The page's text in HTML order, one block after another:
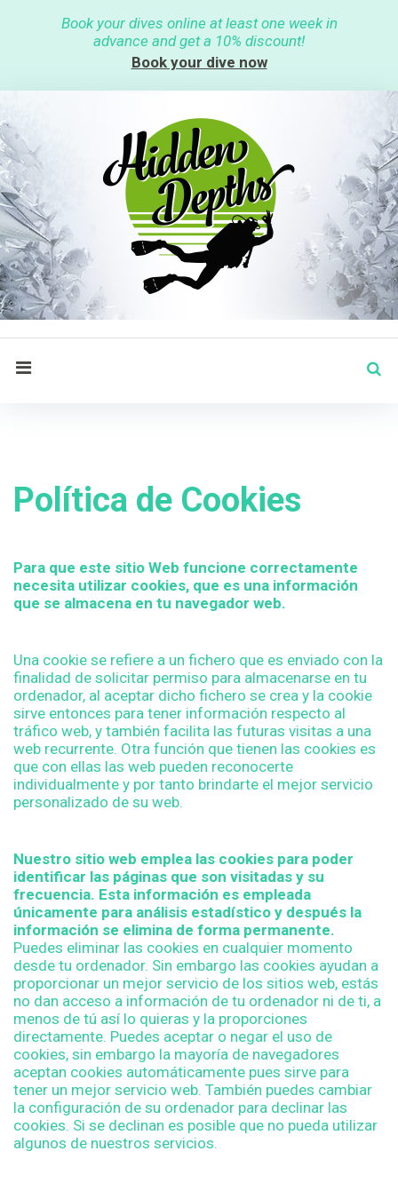
c
o
n
t
e
n
t
Book your dives online at least one week in
advance and get a 10% discount!
Book your dive now
e
l
í
t
c
a
d
e
C
o
o
k
i
e
s
E
S
P
Política de Cookies
Para que este sitio Web funcione correctamente
necesita utilizar cookies, que es una información
que se almacena en tu navegador web.
Una cookie se refiere a un fichero que es enviado con la
finalidad de solicitar permiso para almacenarse en tu
ordenador, al aceptar dicho fichero se crea y la cookie
sirve entonces para tener información respecto al
tráfico web, y también facilita las futuras visitas a una
web recurrente. Otra función que tienen las cookies es
que con ellas las web pueden reconocerte
individualmente y por tanto brindarte el mejor servicio
personalizado de su web.
Nuestro sitio web emplea las cookies para poder
identificar las páginas que son visitadas y su
frecuencia. Esta información es empleada
únicamente para análisis estadístico y después la
información se elimina de forma permanente.
Puedes eliminar las cookies en cualquier momento
desde tu ordenador. Sin embargo las cookies ayudan a
proporcionar un mejor servicio de los sitios web, estás
no dan acceso a información de tu ordenador ni de ti, a
menos de tú así lo quieras y la proporciones
directamente. Puedes aceptar o negar el uso de
cookies, sin embargo la mayoría de navegadores
aceptan cookies automáticamente pues sirve para
tener un mejor servicio web. También puedes cambiar
la configuración de su ordenador para declinar las
cookies. Si se declinan es posible que no pueda utilizar
algunos de nuestros servicios.